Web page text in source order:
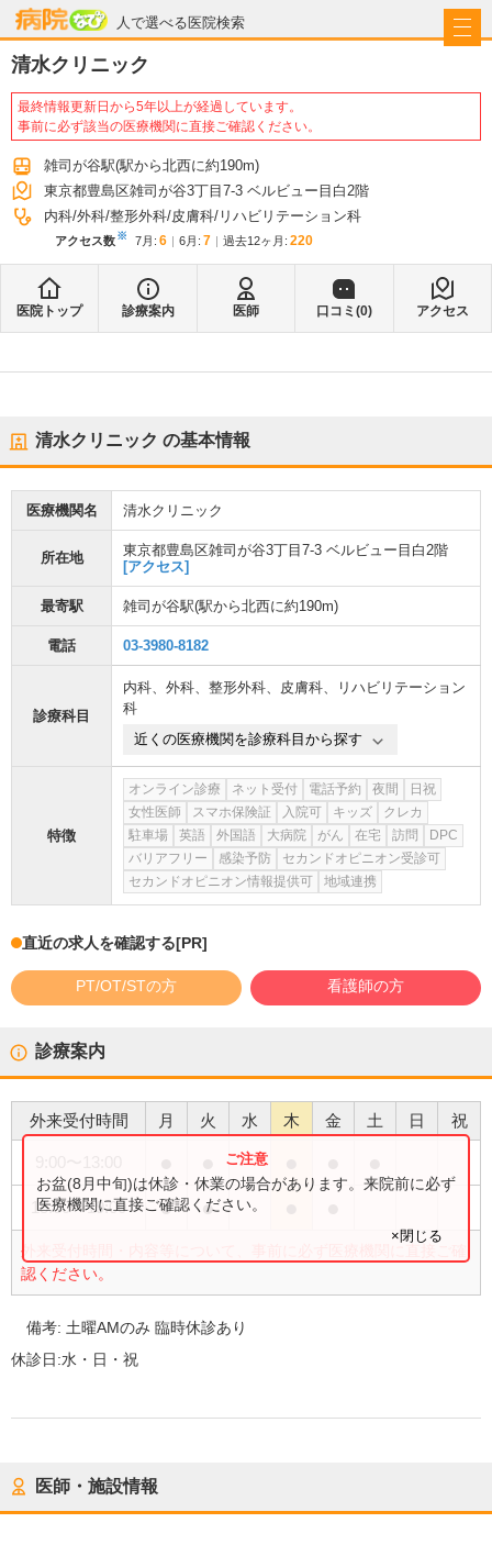
人で選べる医院検索
病院なび
清水クリニック
最終情報更新日から5年以上が経過しています。
事前に必ず該当の医療機関に直接ご確認ください。
雑司が谷駅(駅から北西に約190m)
東京都豊島区雑司が谷3丁目7-3 ベルビュー目白2階
内科 外科 整形外科 皮膚科 リハビリテーション科
アクセス数※ 7月 : 6 6月 : 7 過去12ヶ月: 220
医院トップ 診療案内 医師 口コミ(0) アクセス
清水クリニック の基本情報
医療機関名 清水クリニック
所在地
東京都豊島区雑司が谷3丁目7-3 ベルビュー目白2階
[アクセス]
最寄駅 雑司が谷駅(駅から北西に約190m)
電話 03-3980-8182
診療科目
内科、 外科、 整形外科、 皮膚科、
リハビリテーション
科
近くの医療機関を診療科目から探す
特徴
オンライン診療 ネット受付 電話予約 夜間
日祝
女性医師
スマホ保険証 入院可 キッズ
クレカ
駐車場
英語 外国語 大病院 がん 在宅 訪問
DPC
バリアフリー
感染予防
セカンドオピニオン受診可
セカンドオピニオン情報提供可
地域連携
直近の求人を確認する[PR]
PT/OT/STの方 看護師の方
診療案内
外来受付時間 月 火 水 木 金 土 日 祝
15:00〜19:00 ● ●
外来受付時間・内容等について、事前に必ず医療機関に直接ご確
認ください。
お盆(8月中旬)は休診・休業の場合があります。来院前に必ず
医療機関に直接ご確認ください。
×閉じる
備考: 土曜AMのみ 臨時休診あり
休診日:水・日・祝
医師・施設情報